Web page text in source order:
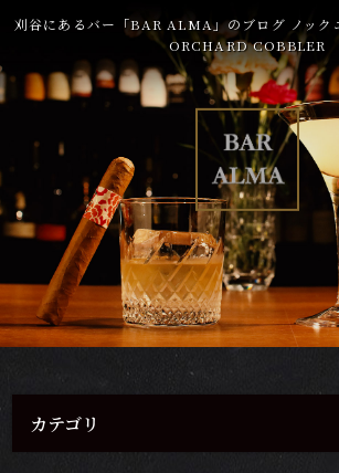
刈谷にあるバー「BAR ALMA」のブログ ノッ
ORCHARD COBBLER
カテゴリ